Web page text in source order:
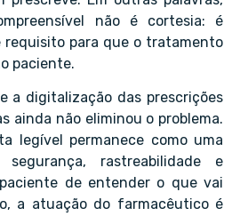
não é cortesia: é
requisito para que o tratamento
paciente.
a digitalização das prescrições
ainda não eliminou o problema.
legível permanece como uma
rastreabilidade e
de entender o que vai
a atuação do farmacêutico é